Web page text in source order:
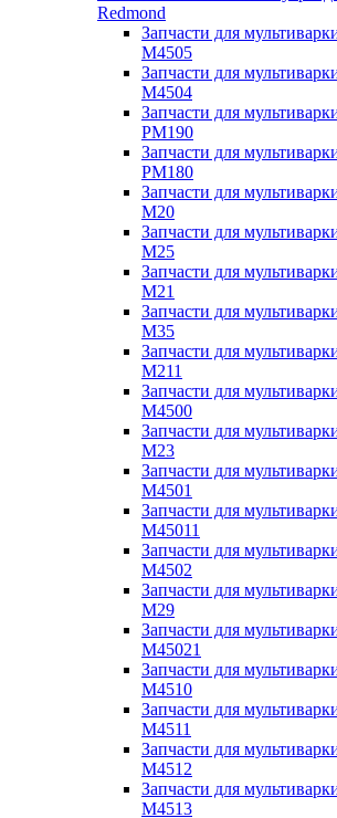
Redmond
Запчасти для
M4505
Запчасти для
M4504
Запчасти для
PM190
Запчасти для
PM180
Запчасти для
M20
Запчасти для
M25
Запчасти для
M21
Запчасти для
M35
Запчасти для
M211
Запчасти для
M4500
Запчасти для
M23
Запчасти для
M4501
Запчасти для
M45011
Запчасти для
M4502
Запчасти для
M29
Запчасти для
M45021
Запчасти для
M4510
Запчасти для
M4511
Запчасти для
M4512
Запчасти для
M4513